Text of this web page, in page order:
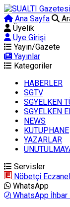
Ana Sayfa
Üyelik
Üye Girişi
Yayın/Gazete
Yayınlar
Kategoriler
HABERLER
SGTV
SGYELKEN
SGYELKEN
NEWS
KUTUPHANE
YAZARLAR
Servisler
Nöbetçi
WhatsApp
WhatsApp İhbar